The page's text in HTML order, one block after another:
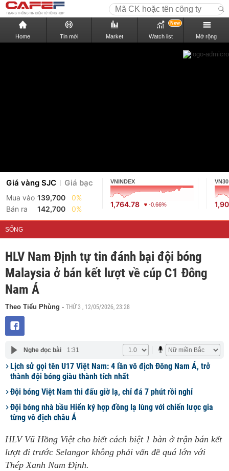
Home Tin mới Market Watch list
New
Mở rộng
Giá vàng SJC Giá bạc
Mua vào 139,700
0%
Bán ra
142,700 0%
VNINDEX
1,764.78 -0.66%
VN30
SỐNG
HLV Nam Định tự tin đánh bại đội bóng
Malaysia ở bán kết lượt về cúp C1 Đông
Nam Á
Theo Tiểu Phùng - THỨ 3 , 12/05/2026, 23:28
Nghe đọc bài 1:31
Lịch sử gọi tên U17 Việt Nam: 4 lần vô địch Đông Nam Á, trở
thành đội bóng giàu thành tích nhất
Đội bóng Việt Nam thi đấu giờ lạ, chỉ đá 7 phút rồi nghỉ
Đội bóng nhà bầu Hiển ký hợp đồng lạ lùng với chiến lược gia
từng vô địch châu Á
HLV Vũ Hồng Việt cho biết cách biệt 1 bàn ở trận bán kết
lượt đi trước Selangor không phải vấn đề quá lớn với
Thép Xanh Nam Định.